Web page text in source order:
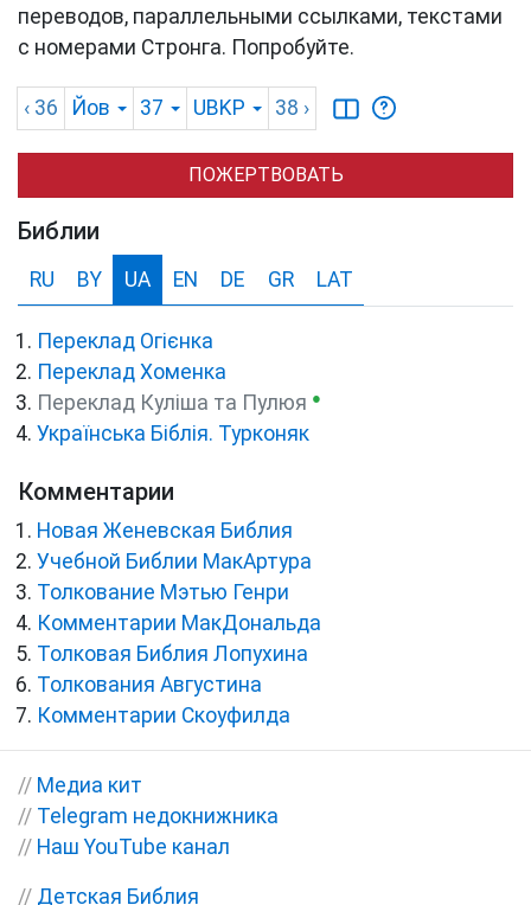
переводов, параллельными ссылками, текстами
с номерами Стронга. Попробуйте.
‹ 36 Йов 37 UBKP 38 ›
ПОЖЕРТВОВАТЬ
Библии
RU BY UA EN DE GR LAT
Переклад Огієнка
Переклад Хоменка
Переклад Куліша та Пулюя ●
Українська Біблія. Турконяк
Комментарии
Новая Женевская Библия
Учебной Библии МакАртура
Толкование Мэтью Генри
Комментарии МакДональда
Толковая Библия Лопухина
Толкования Августина
Комментарии Скоуфилда
// Медиа кит
// Telegram недокнижника
// Наш YouTube канал
// Детская Библия